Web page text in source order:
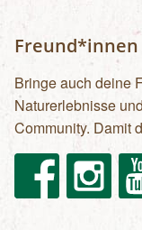
Bringe auch deine
Naturerlebnisse
Community. Damit
FacebookInstagram